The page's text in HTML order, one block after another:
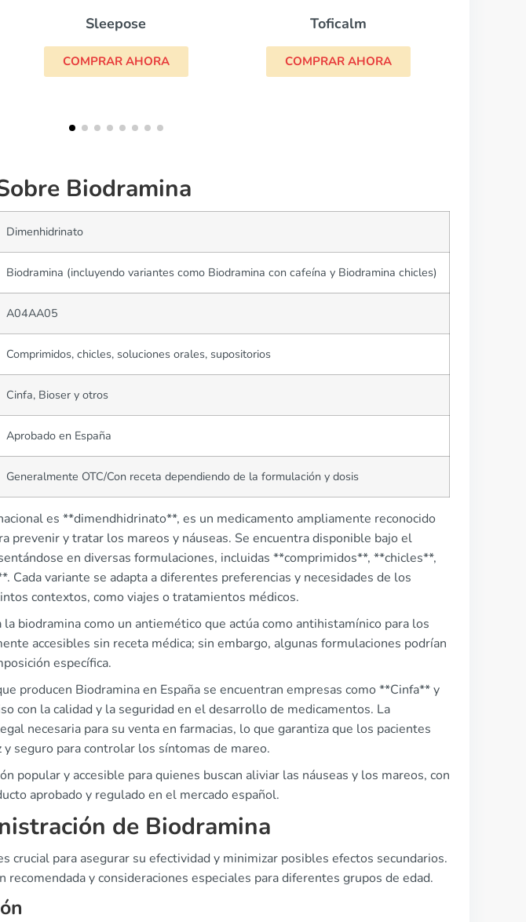
Toficalm
COMPRAR AHORA
Biodramina
Dimenhidrinato
Biodramina (incluyendo variantes como Biodramina con cafeína y Biodramina chicles)
A04AA05
Comprimidos, chicles, soluciones orales, supositorios
Cinfa, Bioser y otros
Aprobado en España
Generalmente OTC/Con receta dependiendo de la formulación y dosis
es **dimendhidrinato**, es un medicamento ampliamente reconocido
prevenir y tratar los mareos y náuseas. Se encuentra disponible bajo el
en diversas formulaciones, incluidas **comprimidos**, **chicles**,
variante se adapta a diferentes preferencias y necesidades de los
contextos, como viajes o tratamientos médicos.
biodramina como un antiemético que actúa como antihistamínico para los
accesibles sin receta médica; sin embargo, algunas formulaciones podrían
específica.
producen Biodramina en España se encuentran empresas como **Cinfa** y
con la calidad y la seguridad en el desarrollo de medicamentos. La
necesaria para su venta en farmacias, lo que garantiza que los pacientes
seguro para controlar los síntomas de mareo.
popular y accesible para quienes buscan aliviar las náuseas y los mareos, con
aprobado y regulado en el mercado español.
de Biodramina
crucial para asegurar su efectividad y minimizar posibles efectos secundarios.
y consideraciones especiales para diferentes grupos de edad.